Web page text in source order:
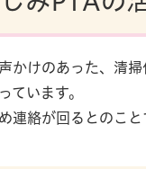
かけのあった、清掃
ています。
連絡が回るとのこと